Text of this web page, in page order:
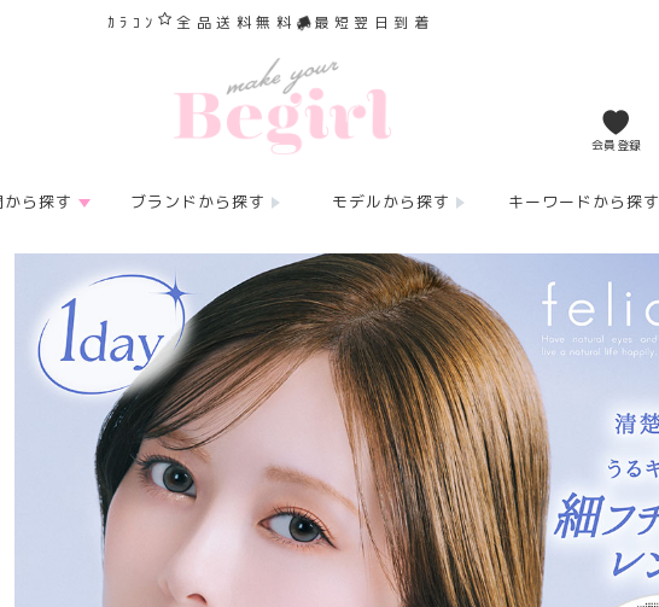
ｶﾗｺﾝ 全品送料無料 最短翌日到着
会員登録
ら探す ブランドから探す モデルから探す キーワードから探す